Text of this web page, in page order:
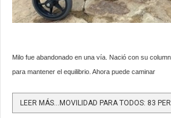
Milo fue abandonado en una vía. Nació con su
para mantener el equilibrio. Ahora puede caminar